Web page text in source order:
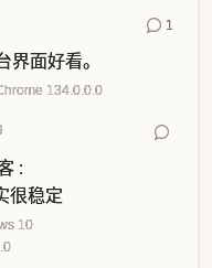
1
界面好看。
134.0.0.0
:
很稳定
10